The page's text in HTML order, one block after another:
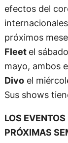
efectos del
próximos
Fleet el
mayo, ambos
Divoel
Sus shows
LOS
PRÓXIMAS